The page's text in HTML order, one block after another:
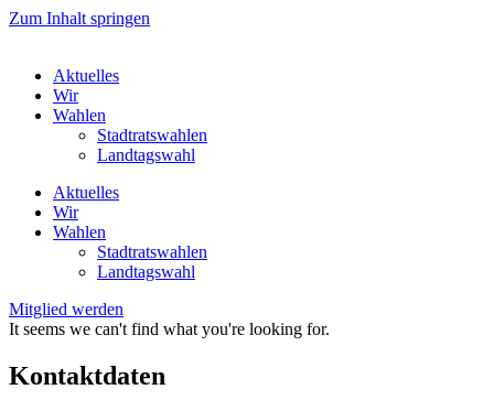
Zum Inhalt springen
Aktuelles
Wir
Wahlen
Stadtratswahlen
Landtagswahl
Aktuelles
Wir
Wahlen
Stadtratswahlen
Landtagswahl
Mitglied werden
It seems we can't find what you're looking for.
Kontaktdaten